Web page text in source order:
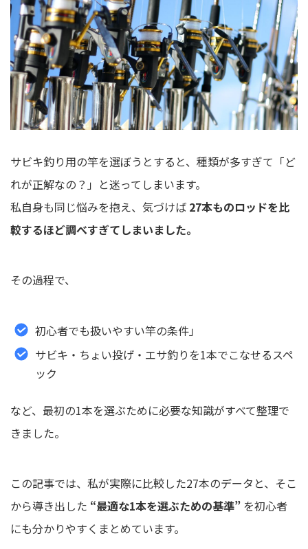
サビキ釣り用の竿を選ぼうとすると、種類が多すぎて「ど
れが正解なの？」と迷ってしまいます。
私自身も同じ悩みを抱え、気づけば 27本ものロッドを比
較するほど調べすぎてしまいました。
その過程で、
初心者でも扱いやすい竿の条件」
サビキ・ちょい投げ・エサ釣りを1本でこなせるスペ
ック
など、最初の1本を選ぶために必要な知識がすべて整理で
きました。
この記事では、私が実際に比較した27本のデータと、そこ
から導き出した “最適な1本を選ぶための基準” を初心者
にも分かりやすくまとめています。